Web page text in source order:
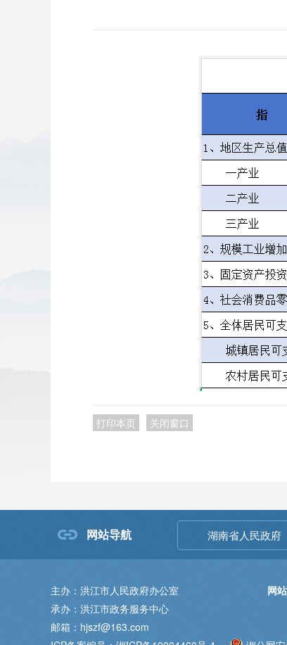
打印本页 关闭窗口
网站导航 湖南省人民政府
主办：洪江市人民政府办公室
承办：洪江市政务服务中心
邮箱：hjszf@163.com
网